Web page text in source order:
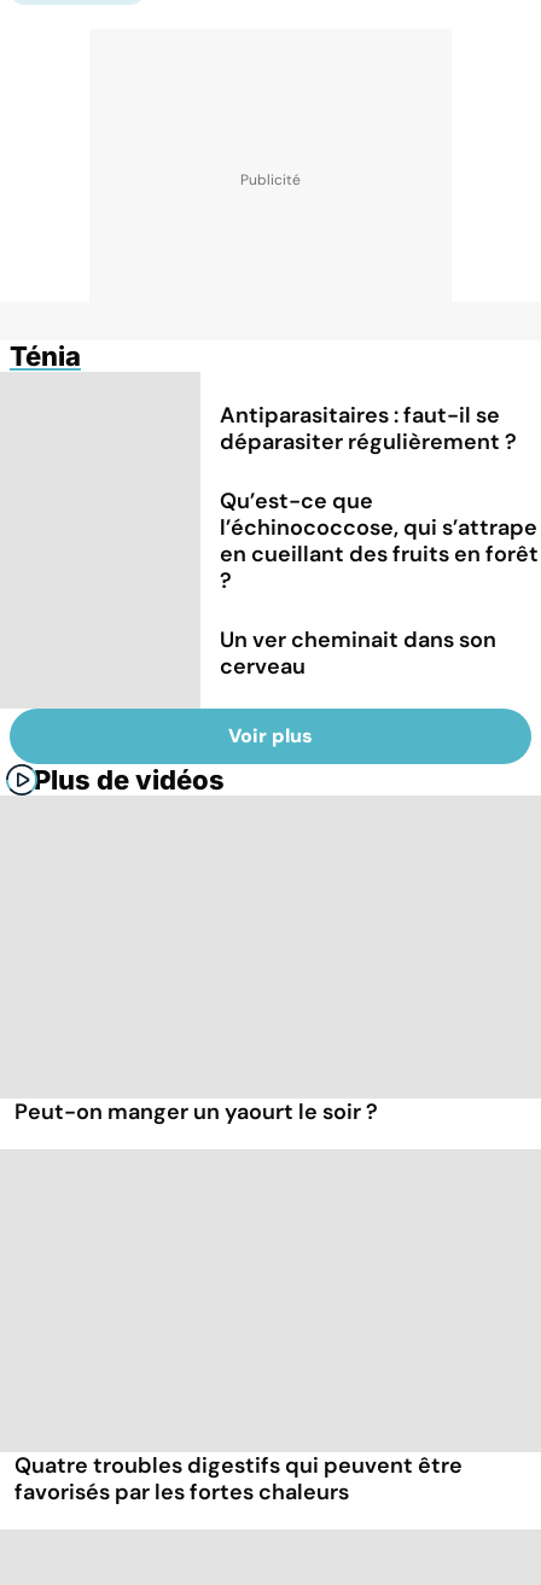
Ténia
Antiparasitaires : faut-il se
déparasiter régulièrement ?
Qu’est-ce que
l’échinococcose, qui s’attrape
en cueillant des fruits en forêt
?
Un ver cheminait dans son
cerveau
Voir plus
Plus de vidéos
Peut-on manger un yaourt le soir ?
Quatre troubles digestifs qui peuvent être
favorisés par les fortes chaleurs